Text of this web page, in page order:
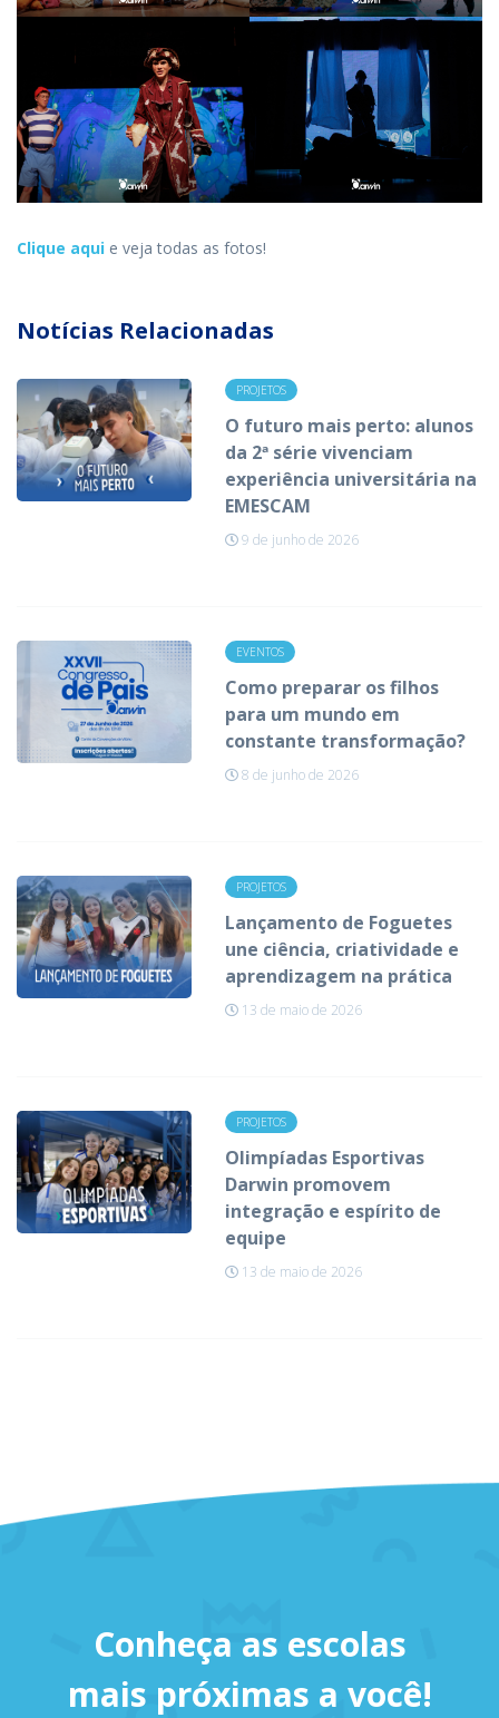
Clique aqui e veja todas as fotos!
Notícias Relacionadas
PROJETOS
O futuro mais perto: alunos
da 2ª série vivenciam
experiência universitária na
EMESCAM
9 de junho de 2026
EVENTOS
Como preparar os filhos
para um mundo em
constante transformação?
8 de junho de 2026
PROJETOS
Lançamento de Foguetes
une ciência, criatividade e
aprendizagem na prática
13 de maio de 2026
PROJETOS
Olimpíadas Esportivas
Darwin promovem
integração e espírito de
equipe
13 de maio de 2026
Conheça as escolas
mais próximas a você!